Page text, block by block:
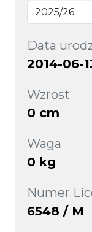
Data
2014-06-
Wzrost
0 cm
Waga
0 kg
Numer
6548 / M